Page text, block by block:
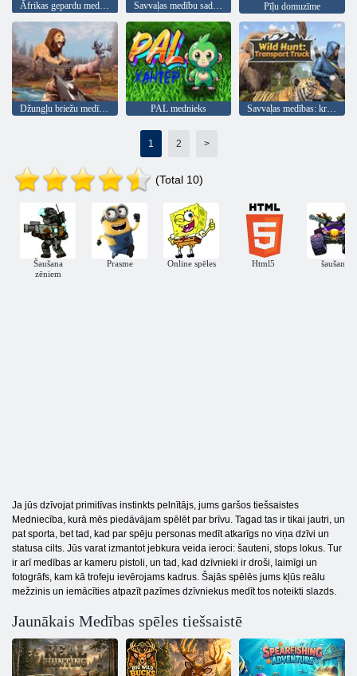
Savvaļas medību sadursme Pīļu domuzīme
Džungļu briežu medības PAL mednieks
1 2 >
(Total 10)
Šaušana
zēniem
Prasme Online spēles Html5 šaušana
Ja jūs dzīvojat primitīvas instinkts pelnītājs, jums garšos tiešsaistes
Medniecība, kurā mēs piedāvājam spēlēt par brīvu. Tagad tas ir tikai jautri, un
pat sporta, bet tad, kad par spēju personas medīt atkarīgs no viņa dzīvi un
statusa cilts. Jūs varat izmantot jebkura veida ieroci: šauteni, stops lokus. Tur
ir arī medības ar kameru pistoli, un tad, kad dzīvnieki ir droši, laimīgi un
fotogrāfs, kam kā trofeju ievērojams kadrus. Šajās spēlēs jums kļūs reālu
mežzinis un iemācīties atpazīt pazīmes dzīvniekus medīt tos noteikti slazds.
Jaunākais Medības spēles tiešsaistē